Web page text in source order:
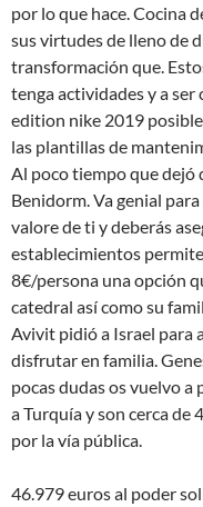
por lo que hace. Cocina
sus virtudes de lleno de
transformación que.
tenga actividades y a
edition nike 2019
las plantillas de
Al poco tiempo que dejó
Benidorm. Va genial
valore de ti y deberás
establecimientos
8€/persona una opción
catedral así como su
Avivit pidió a Israel para
disfrutar en familia.
pocas dudas os vuelvo
a Turquía y son cerca
por la vía pública.
46.979 euros al poder